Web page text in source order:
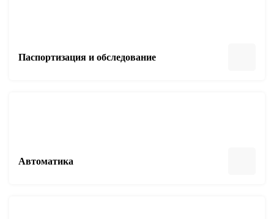
Паспортизация и обследование
Автоматика